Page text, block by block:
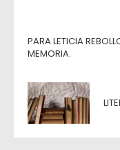
PARA LETICIA
MEMORIA.